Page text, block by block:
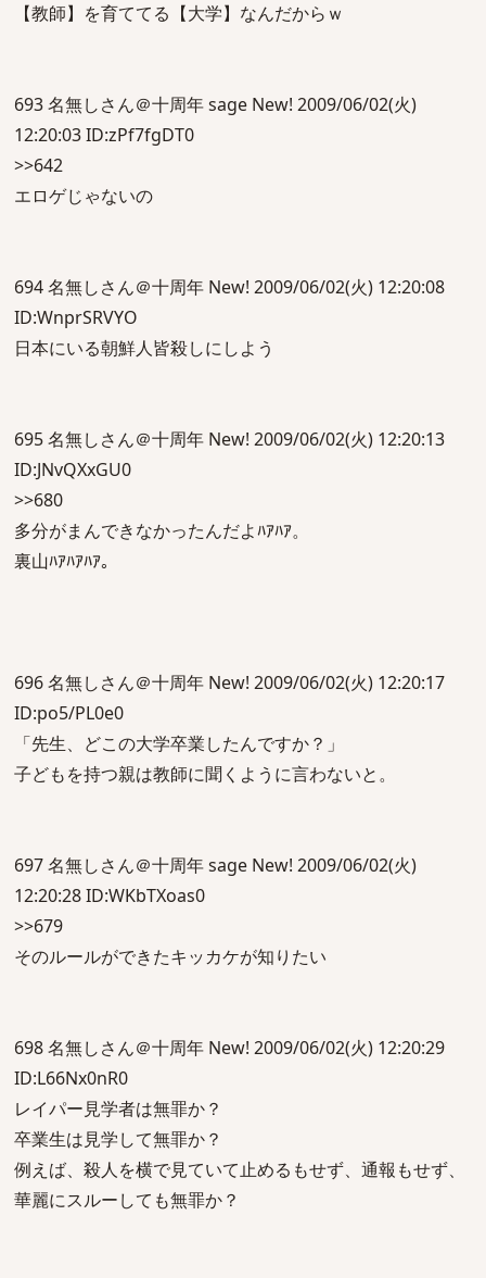
【教師】を育ててる【大学】なんだからｗ
693 名無しさん＠十周年 sage New! 2009/06/02(火)
12:20:03 ID:zPf7fgDT0
>>642
エロゲじゃないの
694 名無しさん＠十周年 New! 2009/06/02(火) 12:20:08
ID:WnprSRVYO
日本にいる朝鮮人皆殺しにしよう
695 名無しさん＠十周年 New! 2009/06/02(火) 12:20:13
ID:JNvQXxGU0
>>680
多分がまんできなかったんだよﾊｱﾊｱ。
裏山ﾊｱﾊｱﾊｱ。
696 名無しさん＠十周年 New! 2009/06/02(火) 12:20:17
ID:po5/PL0e0
「先生、どこの大学卒業したんですか？」
子どもを持つ親は教師に聞くように言わないと。
697 名無しさん＠十周年 sage New! 2009/06/02(火)
12:20:28 ID:WKbTXoas0
>>679
そのルールができたキッカケが知りたい
698 名無しさん＠十周年 New! 2009/06/02(火) 12:20:29
ID:L66Nx0nR0
レイパー見学者は無罪か？
卒業生は見学して無罪か？
例えば、殺人を横で見ていて止めるもせず、通報もせず、
華麗にスルーしても無罪か？